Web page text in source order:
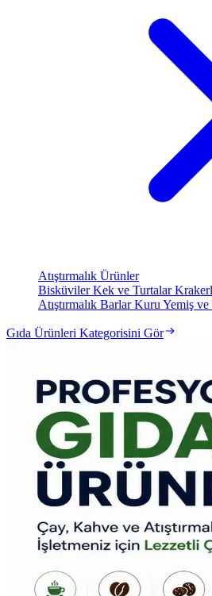
Atıştırmalık Ürünler
BisküvilerKek ve Turtalar
Atıştırmalık BarlarKuru Yemiş
Gıda Ürünleri Kategorisini Gör